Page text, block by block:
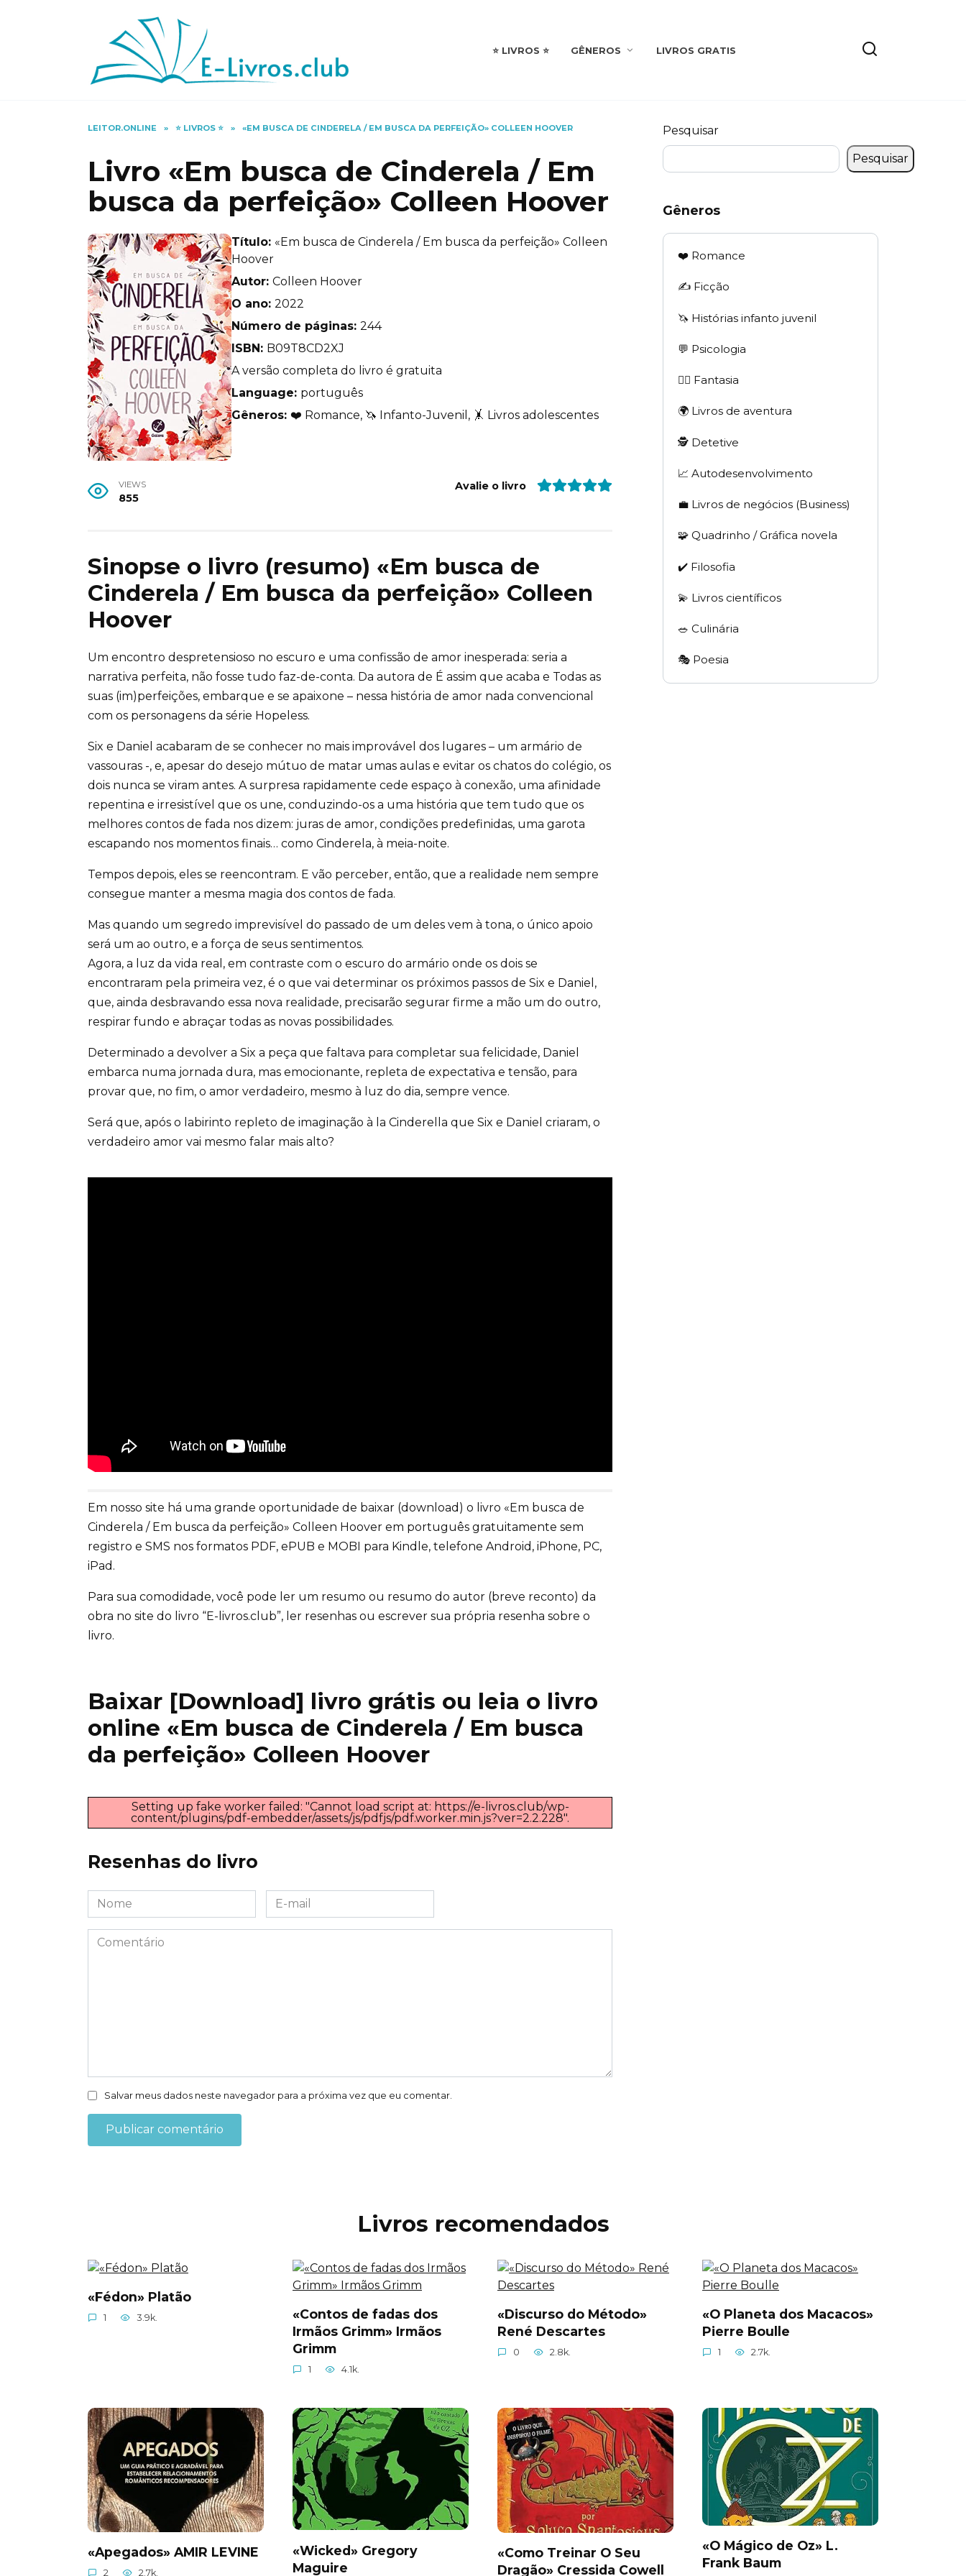
⭐️ LIVROS ⭐️ GÊNEROS LIVROS GRATIS
LEITOR.ONLINE » ⭐️ LIVROS ⭐️ » «EM BUSCA DE CINDERELA / EM BUSCA DA PERFEIÇÃO» COLLEEN HOOVER
Livro «Em busca de Cinderela / Em
busca da perfeição» Colleen Hoover
Título: «Em busca de Cinderela / Em busca da perfeição» Colleen
Hoover
Autor: Colleen Hoover
O ano: 2022
Número de páginas: 244
ISBN: B09T8CD2XJ
A versão completa do livro é gratuita
Language: português
Gêneros: ❤️ Romance, 🦄 Infanto-Juvenil, 🤸 Livros adolescentes
VIEWS
855
Avalie o livro
Sinopse o livro (resumo) «Em busca de
Cinderela / Em busca da perfeição» Colleen
Hoover
Um encontro despretensioso no escuro e uma confissão de amor inesperada: seria a
narrativa perfeita, não fosse tudo faz-de-conta. Da autora de É assim que acaba e Todas as
suas (im)perfeições, embarque e se apaixone – nessa história de amor nada convencional
com os personagens da série Hopeless.
Six e Daniel acabaram de se conhecer no mais improvável dos lugares – um armário de
vassouras -, e, apesar do desejo mútuo de matar umas aulas e evitar os chatos do colégio, os
dois nunca se viram antes. A surpresa rapidamente cede espaço à conexão, uma afinidade
repentina e irresistível que os une, conduzindo-os a uma história que tem tudo que os
melhores contos de fada nos dizem: juras de amor, condições predefinidas, uma garota
escapando nos momentos finais… como Cinderela, à meia-noite.
Tempos depois, eles se reencontram. E vão perceber, então, que a realidade nem sempre
consegue manter a mesma magia dos contos de fada.
Mas quando um segredo imprevisível do passado de um deles vem à tona, o único apoio
será um ao outro, e a força de seus sentimentos.
Agora, a luz da vida real, em contraste com o escuro do armário onde os dois se
encontraram pela primeira vez, é o que vai determinar os próximos passos de Six e Daniel,
que, ainda desbravando essa nova realidade, precisarão segurar firme a mão um do outro,
respirar fundo e abraçar todas as novas possibilidades.
Determinado a devolver a Six a peça que faltava para completar sua felicidade, Daniel
embarca numa jornada dura, mas emocionante, repleta de expectativa e tensão, para
provar que, no fim, o amor verdadeiro, mesmo à luz do dia, sempre vence.
Será que, após o labirinto repleto de imaginação à la Cinderella que Six e Daniel criaram, o
verdadeiro amor vai mesmo falar mais alto?
Em nosso site há uma grande oportunidade de baixar (download) o livro «Em busca de
Cinderela / Em busca da perfeição» Colleen Hoover em português gratuitamente sem
registro e SMS nos formatos PDF, ePUB e MOBI para Kindle, telefone Android, iPhone, PC,
iPad.
Para sua comodidade, você pode ler um resumo ou resumo do autor (breve reconto) da
obra no site do livro “E-livros.club”, ler resenhas ou escrever sua própria resenha sobre o
livro.
Baixar [Download] livro grátis ou leia o livro
online «Em busca de Cinderela / Em busca
da perfeição» Colleen Hoover
Setting up fake worker failed: "Cannot load script at: https://e-livros.club/wp-
content/plugins/pdf-embedder/assets/js/pdfjs/pdf.worker.min.js?ver=2.2.228".
Resenhas do livro
Nome
*
E-
mail
*
Comentário
Salvar meus dados neste navegador para a próxima vez que eu comentar.
Pesquisar
Pesquisar
Gêneros
❤️ Romance
✍️ Ficção
🦄 Histórias infanto juvenil
💬 Psicologia
🧙‍♂️ Fantasia
🌍 Livros de aventura
🕵 Detetive
📈 Autodesenvolvimento
💼 Livros de negócios (Business)
🧩 Quadrinho / Gráfica novela
✔️ Filosofia
💫 Livros científicos
🥗 Culinária
🎭 Poesia
Livros recomendados
«Fédon» Platão
1 3.9k.
«Contos de fadas dos
Irmãos Grimm» Irmãos
Grimm
1 4.1k.
«Discurso do Método»
René Descartes
0 2.8k.
«O Planeta dos Macacos»
Pierre Boulle
1 2.7k.
«Apegados» AMIR LEVINE
2 2.7k.
«Wicked» Gregory
Maguire
«Como Treinar O Seu
Dragão» Cressida Cowell
«O Mágico de Oz» L.
Frank Baum